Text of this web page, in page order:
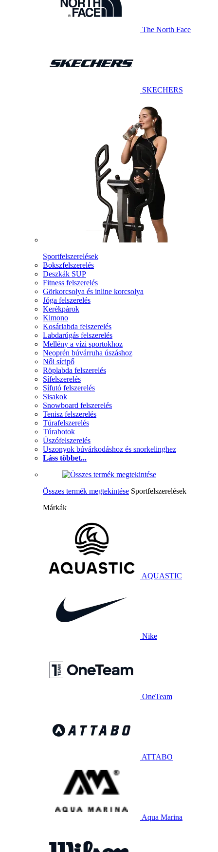
The North Face
SKECHERS
Sportfelszerelések
Bokszfelszerelés
Deszkák SUP
Fitness felszerelés
Görkorcsolya és inline korcsolya
Jóga felszerelés
Kerékpárok
Kimono
Kosárlabda felszerelés
Labdarúgás felszerelés
Mellény a vízi sportokhoz
Neoprén búvárruha úszáshoz
Női sícipő
Röplabda felszerelés
Sífelszerelés
Sífutó felszerelés
Sisakok
Snowboard felszerelés
Tenisz felszerelés
Túrafelszerelés
Túrabotok
Úszófelszerelés
Uszonyok búvárkodáshoz és snorkelinghez
Láss többet...
Összes termék megtekintése Sportfelszerelések
Márkák
AQUASTIC
Nike
OneTeam
ATTABO
Aqua Marina